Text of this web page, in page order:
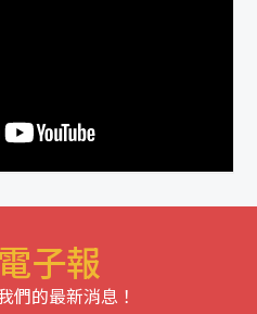
子報
們的最新消息！